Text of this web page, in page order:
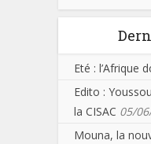
Eté : l’Afrique
Edito :
la CISAC 05/
Mouna, la